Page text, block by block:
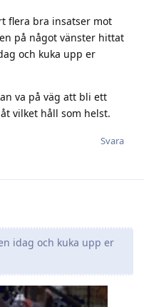
flera bra insatser mot
på något vänster hittat
och kuka upp er
va på väg att bli ett
vilket håll som helst.
Svara
idag och kuka upp er